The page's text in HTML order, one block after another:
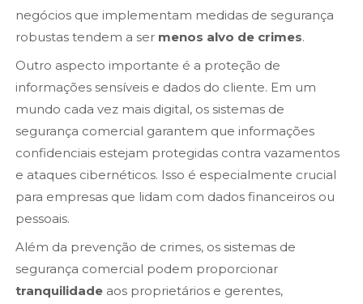
negócios que implementam medidas de segurança
robustas tendem a ser menos alvo de crimes.
Outro aspecto importante é a proteção de
informações sensíveis e dados do cliente. Em um
mundo cada vez mais digital, os sistemas de
segurança comercial garantem que informações
confidenciais estejam protegidas contra vazamentos
e ataques cibernéticos. Isso é especialmente crucial
para empresas que lidam com dados financeiros ou
pessoais.
Além da prevenção de crimes, os sistemas de
segurança comercial podem proporcionar
tranquilidade aos proprietários e gerentes,